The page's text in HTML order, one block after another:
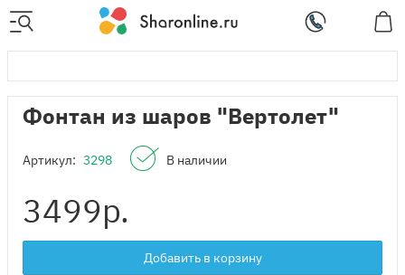
Фонтан из шаров "Вертолет"
Артикул: 3298 В наличии
3499р.
Добавить в корзину